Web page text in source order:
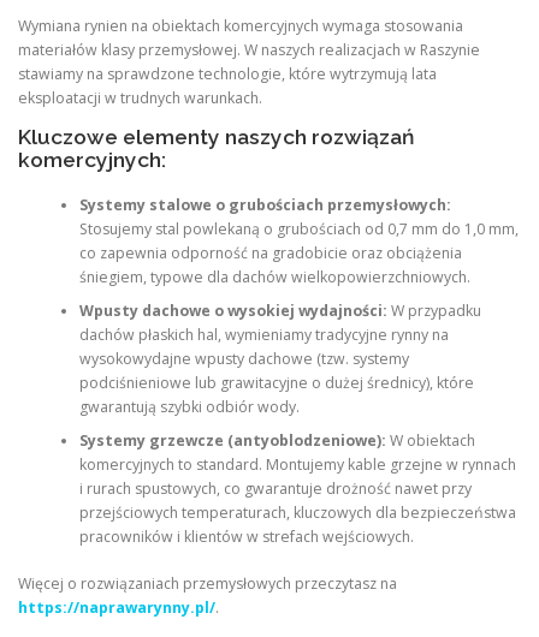
Wymiana rynien na obiektach komercyjnych wymaga stosowania
materiałów klasy przemysłowej. W naszych realizacjach w Raszynie
stawiamy na sprawdzone technologie, które wytrzymują lata
eksploatacji w trudnych warunkach.
Kluczowe elementy naszych rozwiązań
komercyjnych:
Systemy stalowe o grubościach przemysłowych:
Stosujemy stal powlekaną o grubościach od 0,7 mm do 1,0 mm,
co zapewnia odporność na gradobicie oraz obciążenia
śniegiem, typowe dla dachów wielkopowierzchniowych.
Wpusty dachowe o wysokiej wydajności: W przypadku
dachów płaskich hal, wymieniamy tradycyjne rynny na
wysokowydajne wpusty dachowe (tzw. systemy
podciśnieniowe lub grawitacyjne o dużej średnicy), które
gwarantują szybki odbiór wody.
Systemy grzewcze (antyoblodzeniowe): W obiektach
komercyjnych to standard. Montujemy kable grzejne w rynnach
i rurach spustowych, co gwarantuje drożność nawet przy
przejściowych temperaturach, kluczowych dla bezpieczeństwa
pracowników i klientów w strefach wejściowych.
Więcej o rozwiązaniach przemysłowych przeczytasz na
https://naprawarynny.pl/.